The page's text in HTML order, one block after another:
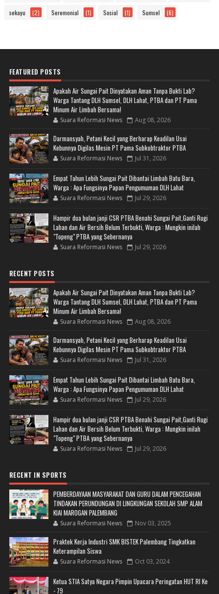
sekayu (2) Seremonial (1) Sosial (1) Sumsel (6)
FEATURED POSTS
Apakah Air Sungai Pait Dinyatakan Aman Tanpa Bukti Lab?
Warga Tantang DLH Sumsel, DLH Lahat, PTBA dan PT Pama
Minum Air Limbah Bersama!
Suara Reformasi News Aug 08, 2026
Darmansyah, Petani Kecil yang Berharap Keadilan Usai
Kebunnya Digilas Mesin PT Pama Subkobtraktor PTBA
Suara Reformasi News Jul 31, 2026
Empat Tahun Lebih Sungai Pait Dibantai Limbah Batu Bara,
Warga : Apa Fungsinya Papan Pengumuman DLH Lahat
Suara Reformasi News Jul 29, 2026
Hampir dua bulan janji CSR PTBA Benahi Sungai Pait,Ganti Rugi
Lahan dan Air Bersih Belum Terbukti, Warga : Mungkin inilah
"Topeng" PTBA yang Sebernanya
Suara Reformasi News Jul 29, 2026
RECENT POSTS
Apakah Air Sungai Pait Dinyatakan Aman Tanpa Bukti Lab?
Warga Tantang DLH Sumsel, DLH Lahat, PTBA dan PT Pama
Minum Air Limbah Bersama!
Suara Reformasi News Aug 08, 2026
Darmansyah, Petani Kecil yang Berharap Keadilan Usai
Kebunnya Digilas Mesin PT Pama Subkobtraktor PTBA
Suara Reformasi News Jul 31, 2026
Empat Tahun Lebih Sungai Pait Dibantai Limbah Batu Bara,
Warga : Apa Fungsinya Papan Pengumuman DLH Lahat
Suara Reformasi News Jul 29, 2026
Hampir dua bulan janji CSR PTBA Benahi Sungai Pait,Ganti Rugi
Lahan dan Air Bersih Belum Terbukti, Warga : Mungkin inilah
"Topeng" PTBA yang Sebernanya
Suara Reformasi News Jul 29, 2026
RECENT IN SPORTS
PEMBERDAYAAN MASYARAKAT DAN GURU DALAM PENCEGAHAN
TINDAKAN PERUNDUNGAN DI LINGKUNGAN SEKOLAH SMP ALAM
KIAI MAROGAN PALEMBANG
Suara Reformasi News Nov 03, 2025
Praktek Kerja Industri SMK BISTEK Palembang Tingkatkan
Keterampilan Siswa
Suara Reformasi News Oct 03, 2024
Ketua STIA Satya Negara Pimpin Upacara Peringatan HUT RI Ke
- 79